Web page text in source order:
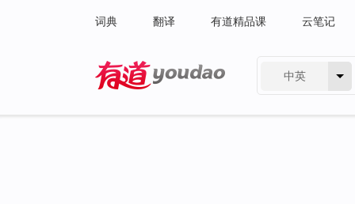
词典 翻译 有道精品课 云笔记
中英